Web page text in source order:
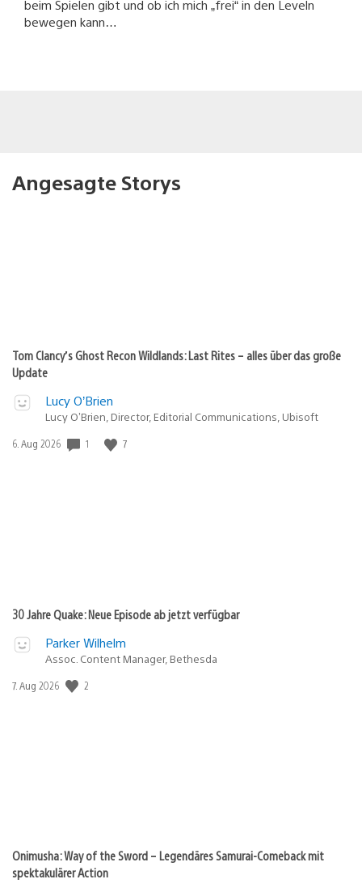
beim Spielen gibt und ob ich mich „frei“ in den Leveln
bewegen kann…
Angesagte Storys
Tom Clancy’s Ghost Recon Wildlands: Last Rites – alles über das große
Update
Lucy O’Brien
Lucy O’Brien, Director, Editorial Communications, Ubisoft
Veröffentlichungsdatum:
6. Aug 2026 1 7
30 Jahre Quake: Neue Episode ab jetzt verfügbar
Parker Wilhelm
Assoc. Content Manager, Bethesda
Veröffentlichungsdatum:
7. Aug 2026 2
Onimusha: Way of the Sword – Legendäres Samurai-Comeback mit
spektakulärer Action